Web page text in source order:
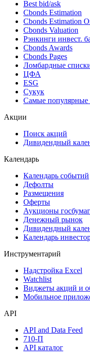
Best bid/ask
Cbonds Estimation
Cbonds Estimation
Cbonds Valuation
Рэнкинги инвест.
Cbonds Awards
Cbonds Pages
Ломбардные
ЦФА
ESG
Сукук
Самые популярные
Акции
Поиск акций
Дивидендный
Календарь
Календарь событий
Дефолты
Размещения
Оферты
Аукционы госбумаг
Денежный рынок
Дивидендный
Календарь
Инструментарий
Надстройка Excel
Watchlist
Виджеты акций и
Мобильное
API
API and Data Feed
710-П
API каталог